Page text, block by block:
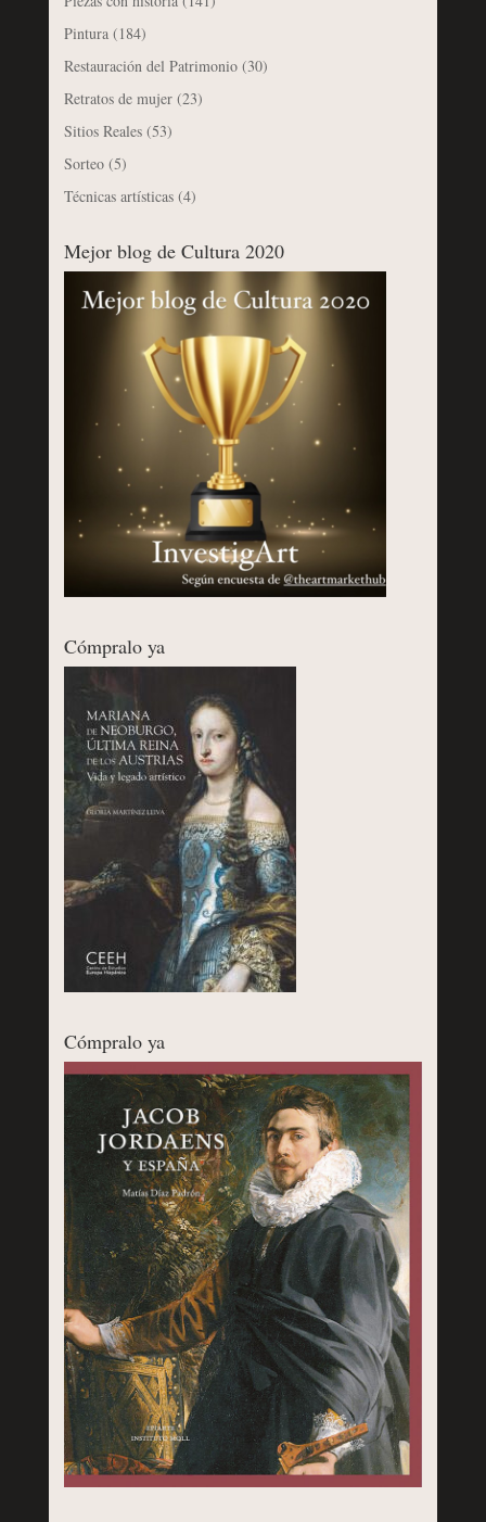
Pintura(184)
Restauración del Patrimonio(30)
Retratos de mujer(23)
Sitios Reales(53)
Sorteo(5)
Técnicas artísticas(4)
Mejor blog de Cultura 2020
Cómpralo ya
Cómpralo ya